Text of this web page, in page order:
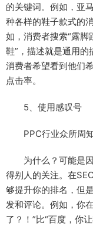
的关键词。例如，亚
种各样的鞋子款式的
如，消费者搜索“露脚
鞋”，描述就是通用的
消费者希望看到他们
点击率。
5、使用感叹号
PPC行业众所周知
为什么？可能是因
得别人的关注。在
够提升你的排名，但
发和评论。例如，你
了？！”比“百度，你